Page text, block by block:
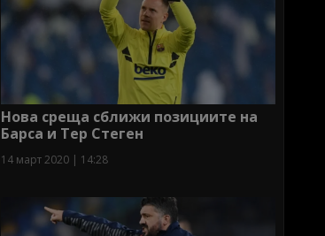
Нова среща сближи позициите на
Барса и Тер Стеген
14 март 2020 | 14:28